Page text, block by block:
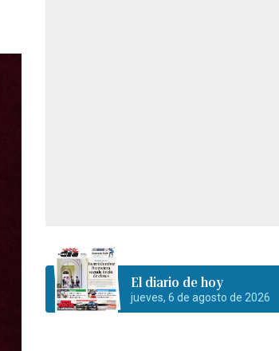
El diario de hoy
jueves, 6 de agosto de 2026